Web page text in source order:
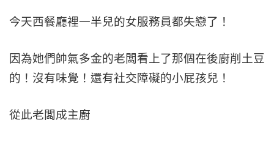
今天西餐廳裡一半兒的女服務員都失戀了！
因為她們帥氣多金的老闆看上了那個在後廚削土豆
的！沒有味覺！還有社交障礙的小屁孩兒！
從此老闆成主廚